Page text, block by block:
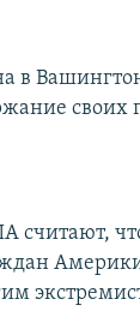
в
считают,